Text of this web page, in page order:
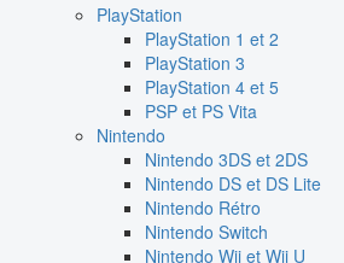
PlayStation
PlayStation 1 et 2
PlayStation 3
PlayStation 4 et 5
PSP et PS Vita
Nintendo
Nintendo 3DS et 2DS
Nintendo DS et DS Lite
Nintendo Rétro
Nintendo Switch
Nintendo Wii et Wii U